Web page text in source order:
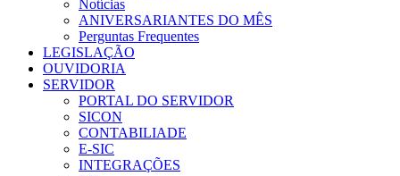
Notícias
ANIVERSARIANTES DO MÊS
Perguntas Frequentes
LEGISLAÇÃO
OUVIDORIA
SERVIDOR
PORTAL DO SERVIDOR
SICON
CONTABILIADE
E-SIC
INTEGRAÇÕES